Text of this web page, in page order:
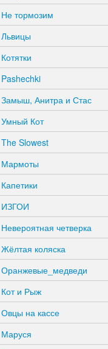
Не тормозим
Львицы
Котятки
Pashechki
Замыш, Анитра и Стас
Умный Кот
The Slowest
Мармоты
Капетики
ИЗГОИ
Невероятная четверка
Жёлтая коляска
Оранжевые_медведи
Кот и Рыж
Овцы на кассе
Маруся